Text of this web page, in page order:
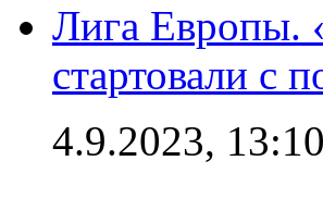
Лига Европы.
стартовали с
4.9.2023, 13:10